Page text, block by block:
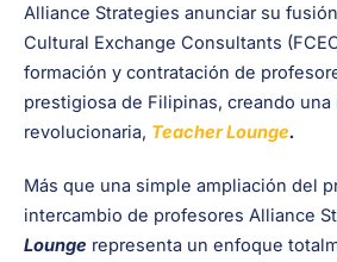
Alliance Strategies anunciar su
Cultural Exchange Consultants
formación y contratación de
prestigiosa de Filipinas, creando una
revolucionaria, Teacher Lounge.
Más que una simple ampliación del
intercambio de profesores Alliance
Lounge representa un enfoque